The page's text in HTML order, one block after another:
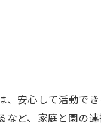
安心して活動で
ど、家庭と園の